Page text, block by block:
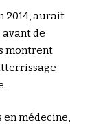
2014, aurait
avant de
montrent
médecine,